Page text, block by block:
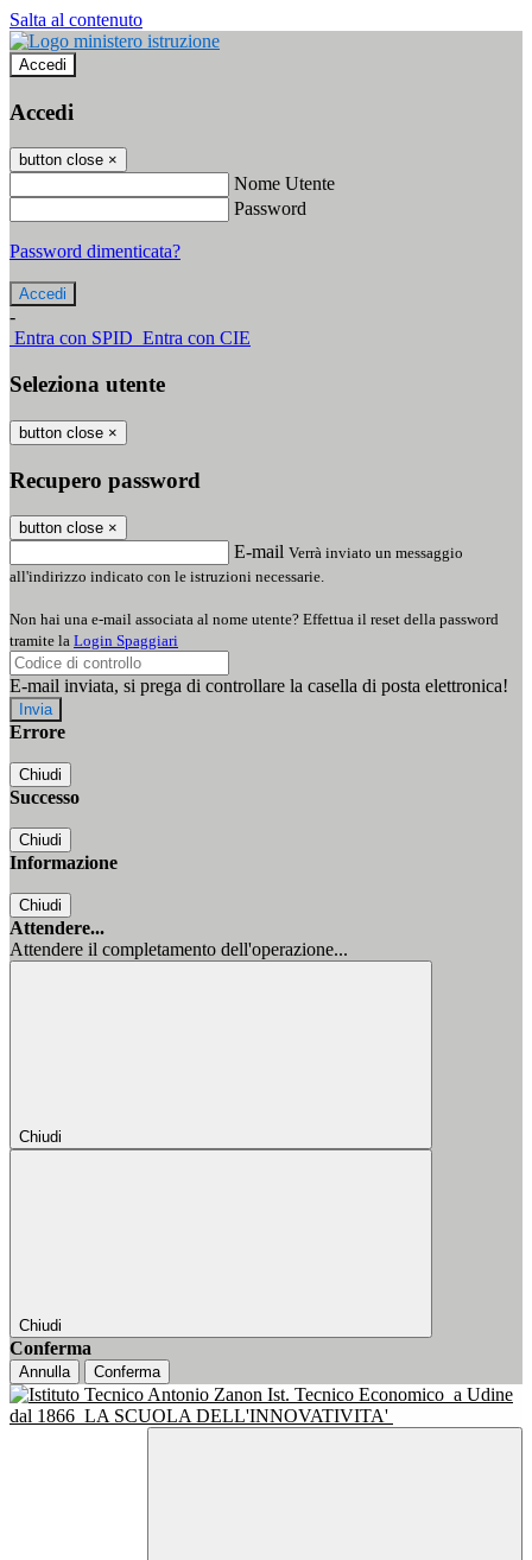
Salta al contenuto
Accedi
Accedi
button close ×
Nome Utente
Password
Password dimenticata?
-
Entra con SPID Entra con CIE
Seleziona utente
button close ×
Recupero password
button close ×
E-mail Verrà inviato un messaggio
all'indirizzo indicato con le istruzioni necessarie.
Non hai una e-mail associata al nome utente? Effettua il reset della password
tramite la Login Spaggiari
E-mail inviata, si prega di controllare la casella di posta elettronica!
Errore
Chiudi
Successo
Chiudi
Informazione
Chiudi
Attendere...
Attendere il completamento dell'operazione...
Chiudi
Chiudi
Conferma
Annulla Conferma
Ist. Tecnico Economico a Udine
dal 1866 LA SCUOLA DELL'INNOVATIVITA'